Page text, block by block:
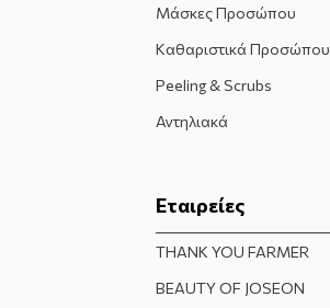
Μάσκες Προσώπου
Καθαριστικά Προσώπου
Peeling & Scrubs
Αντηλιακά
Εταιρείες
THANK YOU FARMER
BEAUTY OF JOSEON